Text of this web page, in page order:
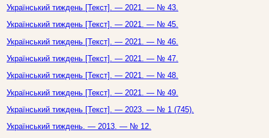
Український тиждень [Текст]. — 2021. — № 43.
Український тиждень [Текст]. — 2021. — № 45.
Український тиждень [Текст]. — 2021. — № 46.
Український тиждень [Текст]. — 2021. — № 47.
Український тиждень [Текст]. — 2021. — № 48.
Український тиждень [Текст]. — 2021. — № 49.
Український тиждень [Текст]. — 2023. — № 1 (745).
Український тиждень. — 2013. — № 12.